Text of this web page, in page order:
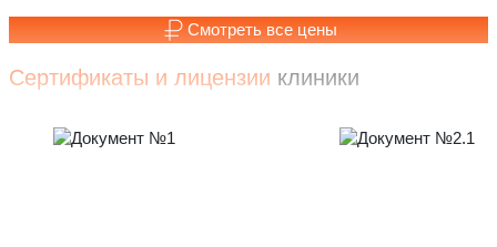
Смотреть все цены
Сертификаты и лицензии клиники